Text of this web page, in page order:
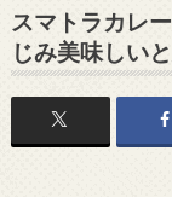
スマトラカレ
じみ美味しい